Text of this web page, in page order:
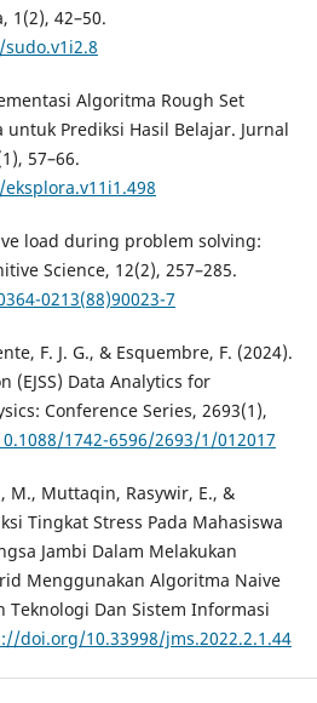
1(2), 42–50.
Algoritma Rough Set
Prediksi Hasil Belajar. Jurnal
57–66.
load during problem solving:
Science, 12(2), 257–285.
0213(88)90023-7
F. J. G., & Esquembre, F. (2024).
(EJSS) Data Analytics for
Conference Series, 2693(1),
1742-6596/2693/1/012017
M., Muttaqin, Rasywir, E., &
Tingkat Stress Pada Mahasiswa
Jambi Dalam Melakukan
Menggunakan Algoritma Naive
Teknologi Dan Sistem Informasi
doi.org/10.33998/jms.2022.2.1.44